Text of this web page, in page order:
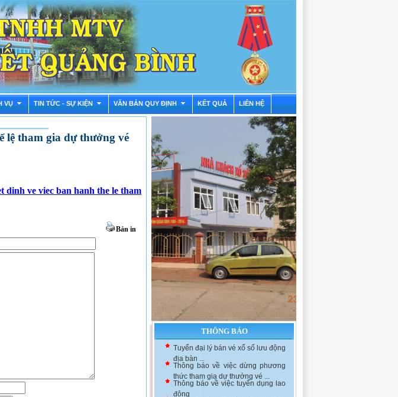
VỤ TIN TỨC - SỰ KIỆN VĂN BẢN QUY ĐỊNH KẾT QUẢ LIÊN HỆ
lệ tham gia dự thưởng vé
dinh ve viec ban hanh the le tham
Bản in
THÔNG BÁO
Tuyển đại lý bán vé xổ số lưu động
địa bàn ...
Thông báo về việc dừng phương
thức tham gia dự thưởng vé ...
Thông báo về việc tuyển dụng lao
động